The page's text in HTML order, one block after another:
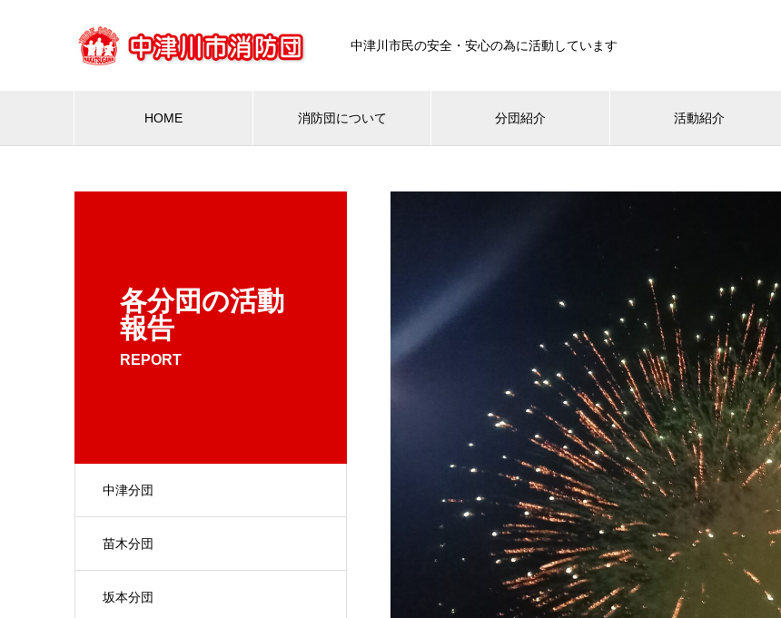
中津川市民の安全・安心の為に活動しています
HOME 消防団について 分団紹介 活動紹介
各分団の活動
報告
REPORT
中津分団
苗木分団
坂本分団